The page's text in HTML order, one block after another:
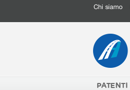
Chi siamo
PATENTI